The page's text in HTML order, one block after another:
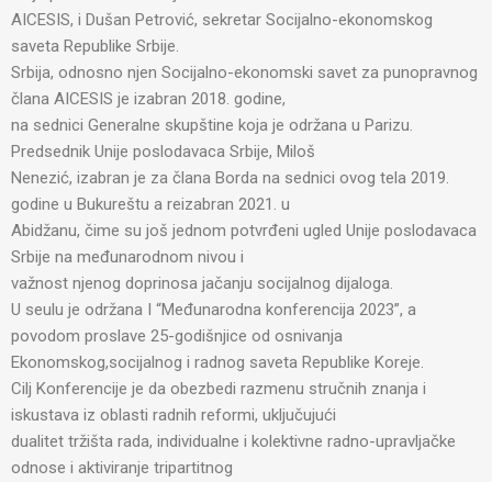
AICESIS, i Dušan Petrović, sekretar Socijalno-ekonomskog
saveta Republike Srbije.
Srbija, odnosno njen Socijalno-ekonomski savet za punopravnog
člana AICESIS je izabran 2018. godine,
na sednici Generalne skupštine koja je održana u Parizu.
Predsednik Unije poslodavaca Srbije, Miloš
Nenezić, izabran je za člana Borda na sednici ovog tela 2019.
godine u Bukureštu a reizabran 2021. u
Abidžanu, čime su još jednom potvrđeni ugled Unije poslodavaca
Srbije na međunarodnom nivou i
važnost njenog doprinosa jačanju socijalnog dijaloga.
U seulu je održana I “Međunarodna konferencija 2023”, a
povodom proslave 25-godišnjice od osnivanja
Ekonomskog,socijalnog i radnog saveta Republike Koreje.
Cilj Konferencije je da obezbedi razmenu stručnih znanja i
iskustava iz oblasti radnih reformi, uključujući
dualitet tržišta rada, individualne i kolektivne radno-upravljačke
odnose i aktiviranje tripartitnog